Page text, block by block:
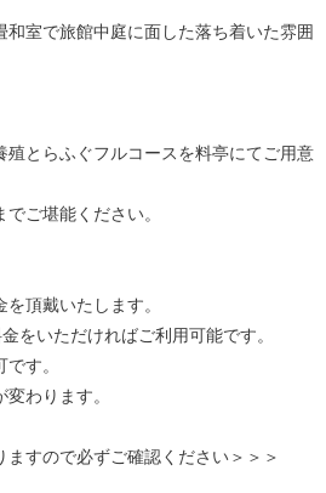
室で旅館中庭に面した落ち着いた雰囲
とらふぐフルコースを料亭にてご用意
ご堪能ください。
頂戴いたします。
をいただければご利用可能です。
す。
わります。
すので必ずご確認ください＞＞＞